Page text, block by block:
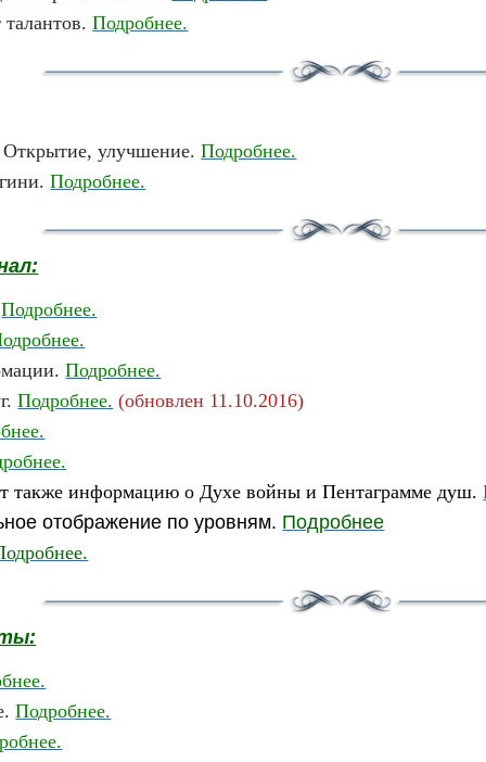
талантов.Подробнее.
Открытие, улучшение.Подробнее.
Подробнее.
Подробнее.
Подробнее.
Подробнее. (обновлен 11.10.2016)
также информацию о Духе войны и Пентаграмме душ.
отображение по уровням. Подробнее
Подробнее.